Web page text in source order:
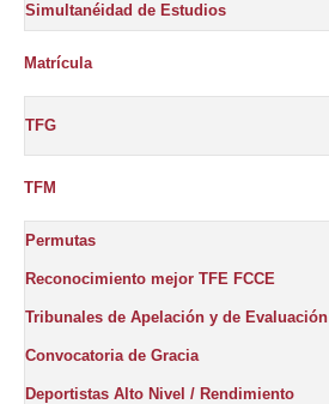
Simultanéidad de Estudios
Matrícula
TFG
TFM
Permutas
Reconocimiento mejor TFE FCCE
Tribunales de Apelación y de Evaluación
Convocatoria de Gracia
Deportistas Alto Nivel / Rendimiento